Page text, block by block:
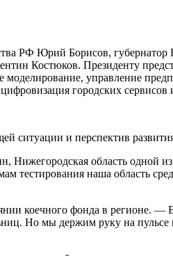
РФ Юрий Борисов, губернатор
Костюков. Президенту
управление
городских сервисов
ситуации и перспектив
область одной из
тестирования наша область
коечного фонда в регионе. —
Но мы держим руку на